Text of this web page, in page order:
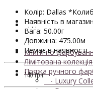
. . .
Книги по
Лімітована
Пряжа ручного
- Luxury
Колір: Dallas
Наявність в
Вага: 50.00г
Довжина: 475.00м
Немає в наявності
140 грн.